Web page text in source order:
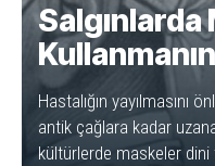
Salgınlarda
Hastalığın yayılmasını
antik çağlara kadar
kültürlerde maskeler